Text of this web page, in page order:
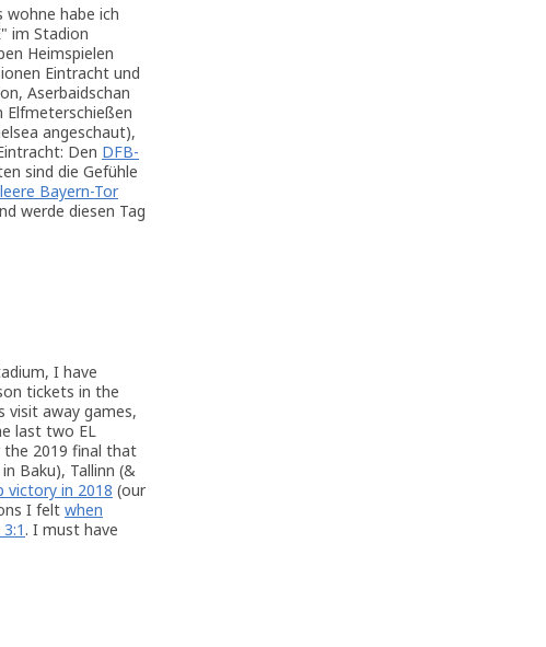
wohne habe ich
im Stadion
Heimspielen
Eintracht und
Aserbaidschan
Elfmeterschießen
angeschaut),
Den DFB-
sind die Gefühle
Bayern-Tor
werde diesen Tag
I have
tickets in the
visit away games,
last two EL
the 2019 final that
Baku), Tallinn (&
victory in 2018 (our
I felt when
. I must have